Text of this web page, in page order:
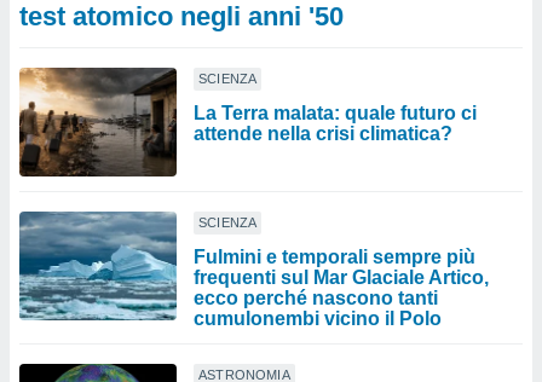
test atomico negli anni '50
SCIENZA
La Terra malata: quale futuro ci
attende nella crisi climatica?
SCIENZA
Fulmini e temporali sempre più
frequenti sul Mar Glaciale Artico,
ecco perché nascono tanti
cumulonembi vicino il Polo
ASTRONOMIA